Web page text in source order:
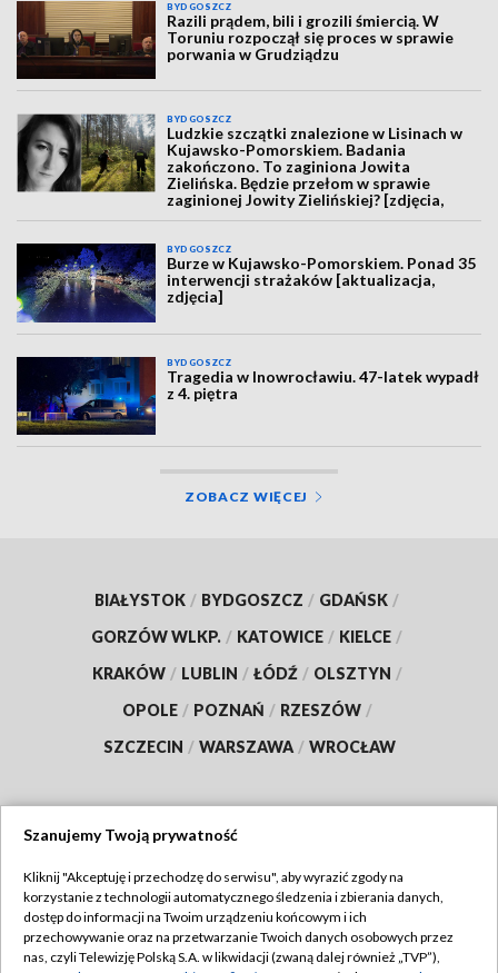
BYDGOSZCZ
Razili prądem, bili i grozili śmiercią. W
Toruniu rozpoczął się proces w sprawie
porwania w Grudziądzu
BYDGOSZCZ
Ludzkie szczątki znalezione w Lisinach w
Kujawsko-Pomorskiem. Badania
zakończono. To zaginiona Jowita
Zielińska. Będzie przełom w sprawie
zaginionej Jowity Zielińskiej? [zdjęcia,
wideo, aktualizacja]
BYDGOSZCZ
Burze w Kujawsko-Pomorskiem. Ponad 35
interwencji strażaków [aktualizacja,
zdjęcia]
BYDGOSZCZ
Tragedia w Inowrocławiu. 47-latek wypadł
z 4. piętra
ZOBACZ WIĘCEJ
BIAŁYSTOK / BYDGOSZCZ / GDAŃSK /
GORZÓW WLKP. / KATOWICE / KIELCE /
KRAKÓW / LUBLIN / ŁÓDŹ / OLSZTYN /
OPOLE / POZNAŃ / RZESZÓW /
SZCZECIN / WARSZAWA / WROCŁAW
TVP
Abonament TVP
Regulamin TVP
Szanujemy Twoją prywatność
Kliknij "Akceptuję i przechodzę do serwisu", aby wyrazić zgody na
korzystanie z technologii automatycznego śledzenia i zbierania danych,
dostęp do informacji na Twoim urządzeniu końcowym i ich
przechowywanie oraz na przetwarzanie Twoich danych osobowych przez
nas, czyli Telewizję Polską S.A. w likwidacji (zwaną dalej również „TVP”),